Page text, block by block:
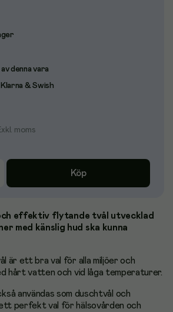
denna vara
& Swish
moms
Köp
effektiv flytande tvål utvecklad
med känslig hud ska kunna
är ett bra val för alla miljöer och
hårt vatten och vid låga temperaturer.
användas som duschtvål och
perfekt val för hälsovården och